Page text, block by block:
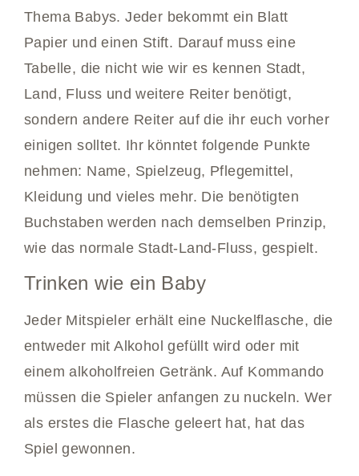
Thema Babys. Jeder bekommt ein Blatt
Papier und einen Stift. Darauf muss eine
Tabelle, die nicht wie wir es kennen Stadt,
Land, Fluss und weitere Reiter benötigt,
sondern andere Reiter auf die ihr euch vorher
einigen solltet. Ihr könntet folgende Punkte
nehmen: Name, Spielzeug, Pflegemittel,
Kleidung und vieles mehr. Die benötigten
Buchstaben werden nach demselben Prinzip,
wie das normale Stadt-Land-Fluss, gespielt.
Trinken wie ein Baby
Jeder Mitspieler erhält eine Nuckelflasche, die
entweder mit Alkohol gefüllt wird oder mit
einem alkoholfreien Getränk. Auf Kommando
müssen die Spieler anfangen zu nuckeln. Wer
als erstes die Flasche geleert hat, hat das
Spiel gewonnen.